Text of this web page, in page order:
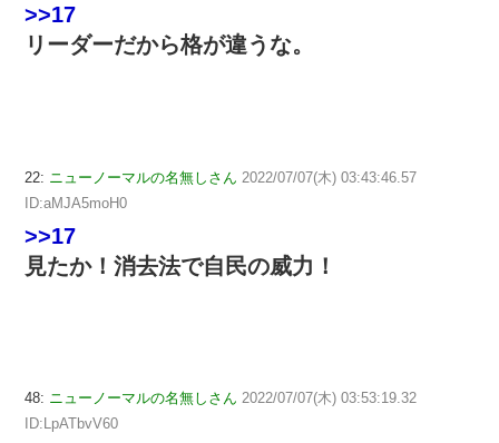
>>17
リーダーだから格が違うな。
22: ニューノーマルの名無しさん 2022/07/07(木) 03:43:46.57
ID:aMJA5moH0
>>17
見たか！消去法で自民の威力！
48: ニューノーマルの名無しさん 2022/07/07(木) 03:53:19.32
ID:LpATbvV60